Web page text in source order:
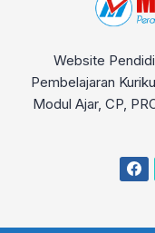
Website
Pembelajaran
Modul Ajar, CP,